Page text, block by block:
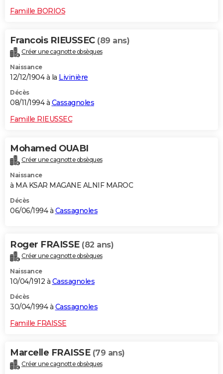
Famille BORIOS
Francois RIEUSSEC (89 ans)
Créer une cagnotte obsèques
Naissance
12/12/1904 à la Livinière
Décès
08/11/1994 à Cassagnoles
Famille RIEUSSEC
Mohamed OUABI
Créer une cagnotte obsèques
Naissance
à MA KSAR MAGANE ALNIF MAROC
Décès
06/06/1994 à Cassagnoles
Roger FRAISSE (82 ans)
Créer une cagnotte obsèques
Naissance
10/04/1912 à Cassagnoles
Décès
30/04/1994 à Cassagnoles
Famille FRAISSE
Marcelle FRAISSE (79 ans)
Créer une cagnotte obsèques